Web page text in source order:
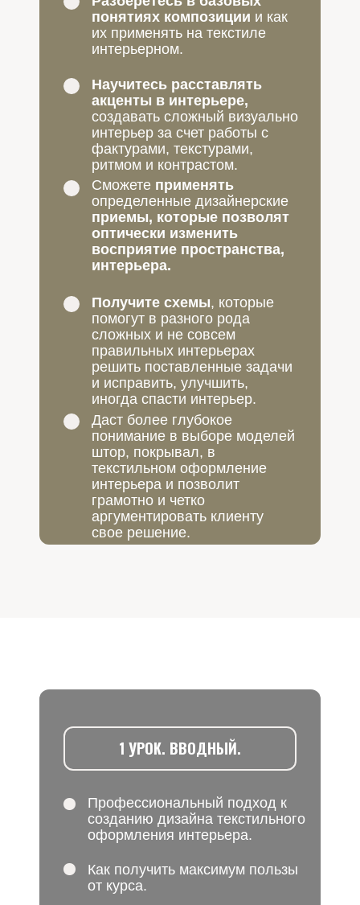
понятиях композиции и как
их применять на текстиле
интерьерном.
Научитесь расставлять
акценты в интерьере,
создавать сложный визуально
интерьер за счет работы с
фактурами, текстурами,
ритмом и контрастом.
Сможете применять
определенные дизайнерские
приемы, которые позволят
оптически изменить
восприятие пространства,
интерьера.
Получите схемы, которые
помогут в разного рода
сложных и не совсем
правильных интерьерах
решить поставленные задачи
и исправить, улучшить,
иногда спасти интерьер.
Даст более глубокое
понимание в выборе моделей
штор, покрывал, в
текстильном оформление
интерьера и позволит
грамотно и четко
аргументировать клиенту
свое решение.
1 УРОК. ВВОДНЫЙ.
Профессиональный подход к
созданию дизайна текстильного
оформления интерьера.
Как получить максимум пользы
от курса.